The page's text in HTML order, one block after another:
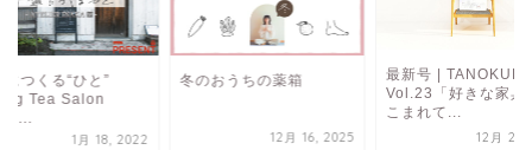
につくる“ひと”
Tea Salon
1月 18, 2022
冬のおうちの薬箱
12月 16, 2025
最新号 | TANOKURA
Vol.23「好きな家具
こまれて...
12月 20,